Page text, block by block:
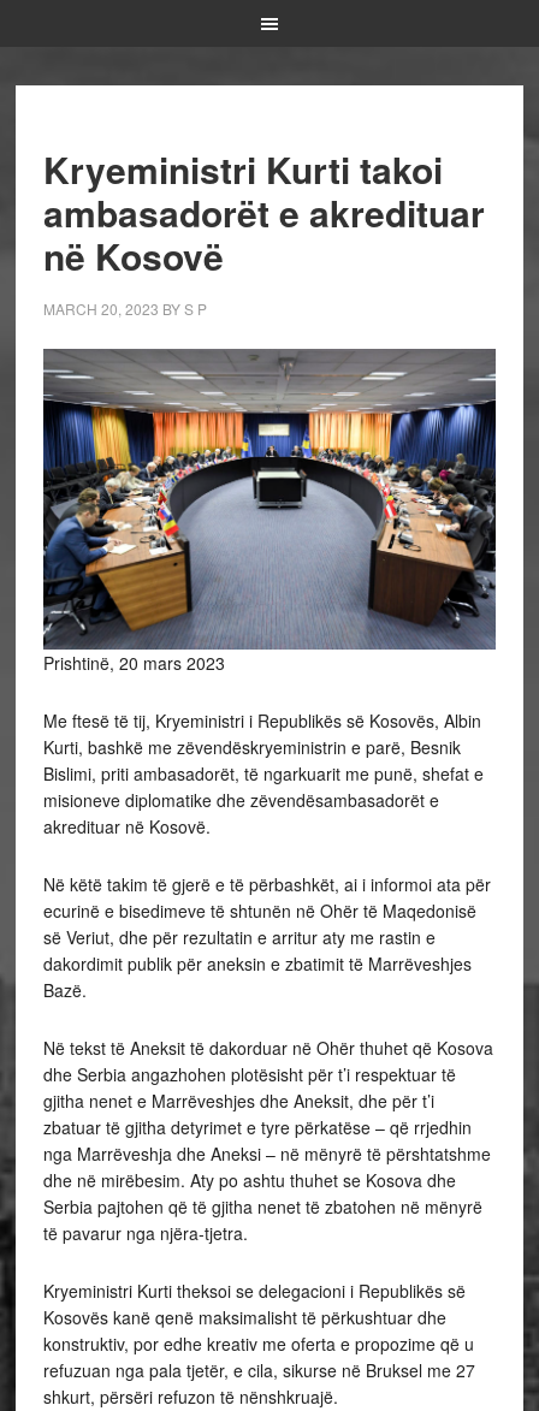
Kryeministri Kurti takoi
ambasadorët e akredituar
në Kosovë
MARCH 20, 2023 BYS P
Prishtinë, 20 mars 2023
Me ftesë të tij, Kryeministri i Republikës së Kosovës, Albin
Kurti, bashkë me zëvendëskryeministrin e parë, Besnik
Bislimi, priti ambasadorët, të ngarkuarit me punë, shefat e
misioneve diplomatike dhe zëvendësambasadorët e
akredituar në Kosovë.
Në këtë takim të gjerë e të përbashkët, ai i informoi ata për
ecurinë e bisedimeve të shtunën në Ohër të Maqedonisë
së Veriut, dhe për rezultatin e arritur aty me rastin e
dakordimit publik për aneksin e zbatimit të Marrëveshjes
Bazë.
Në tekst të Aneksit të dakorduar në Ohër thuhet që Kosova
dhe Serbia angazhohen plotësisht për t’i respektuar të
gjitha nenet e Marrëveshjes dhe Aneksit, dhe për t’i
zbatuar të gjitha detyrimet e tyre përkatëse – që rrjedhin
nga Marrëveshja dhe Aneksi – në mënyrë të përshtatshme
dhe në mirëbesim. Aty po ashtu thuhet se Kosova dhe
Serbia pajtohen që të gjitha nenet të zbatohen në mënyrë
të pavarur nga njëra-tjetra.
Kryeministri Kurti theksoi se delegacioni i Republikës së
Kosovës kanë qenë maksimalisht të përkushtuar dhe
konstruktiv, por edhe kreativ me oferta e propozime që u
refuzuan nga pala tjetër, e cila, sikurse në Bruksel me 27
shkurt, përsëri refuzon të nënshkruajë.